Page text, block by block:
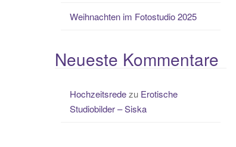
Weihnachten im Fotostudio 2025
Neueste Kommentare
Hochzeitsredezu Erotische
Studiobilder – Siska